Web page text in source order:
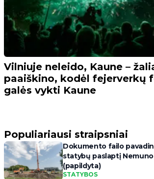
Vilniuje neleido, Kaune –
paaiškino, kodėl fejerverkų
galės vykti Kaune
Populiariausi straipsniai
Dokumento failo
statybų paslaptį
(papildyta)
STATYBOS